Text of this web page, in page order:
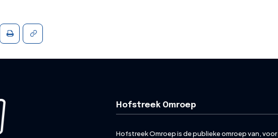
Hofstreek Omroep
Hofstreek Omroep is de publieke omroep van, voor